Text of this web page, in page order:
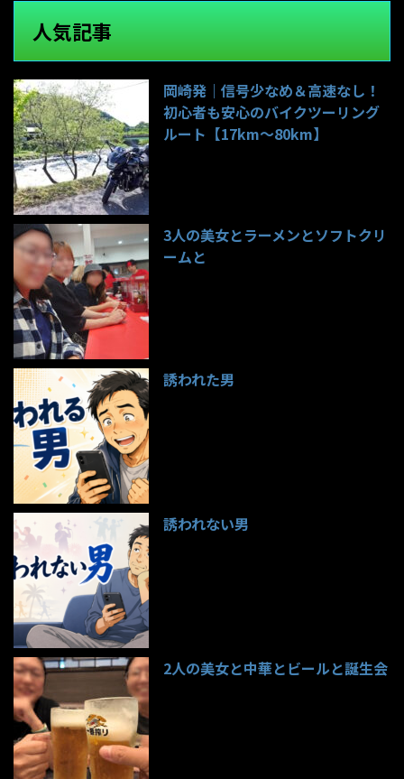
人気記事
岡崎発｜信号少なめ＆高速なし！
初心者も安心のバイクツーリング
ルート【17km〜80km】
3人の美女とラーメンとソフトクリ
ームと
誘われた男
誘われない男
2人の美女と中華とビールと誕生会